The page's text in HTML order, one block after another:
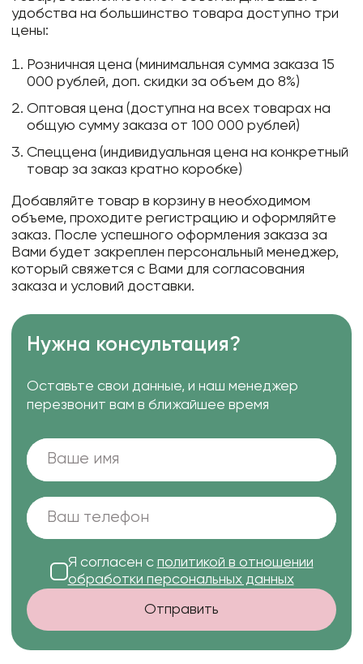
удобства на большинство товара доступно три
цены:
Розничная цена (минимальная сумма заказа 15
000 рублей, доп. скидки за объем до 8%)
Оптовая цена (доступна на всех товарах на
общую сумму заказа от 100 000 рублей)
Спеццена (индивидуальная цена на конкретный
товар за заказ кратно коробке)
Добавляйте товар в корзину в необходимом
объеме, проходите регистрацию и оформляйте
заказ. После успешного оформления заказа за
Вами будет закреплен персональный менеджер,
который свяжется с Вами для согласования
заказа и условий доставки.
Нужна консультация?
Оставьте свои данные, и наш менеджер
перезвонит вам в ближайшее время
Я согласен с политикой в отношении
обработки персональных данных
Отправить